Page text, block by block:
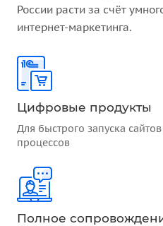
России расти за счёт
интернет-маркетинга.
Цифровые продукты
Для быстрого запуска
процессов
Полное